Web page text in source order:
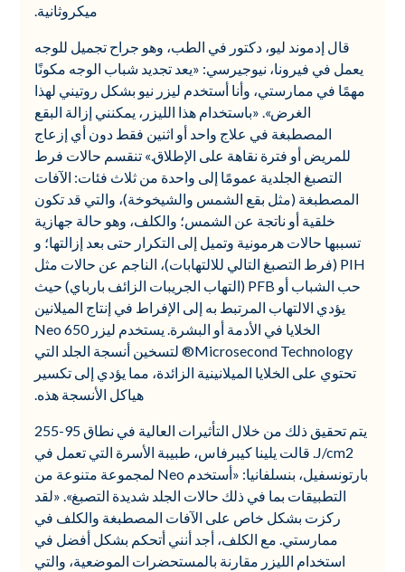
ميكروثانية.
قال إدموند ليو، دكتور في الطب، وهو جراح تجميل للوجه
يعمل في فيرونا، نيوجيرسي: «يعد تجديد شباب الوجه مكونًا
مهمًا في ممارستي، وأنا أستخدم ليزر نيو بشكل روتيني لهذا
الغرض». «باستخدام هذا الليزر، يمكنني إزالة البقع
المصطبغة في علاج واحد أو اثنين فقط دون أي إزعاج
للمريض أو فترة نقاهة على الإطلاق.» تنقسم حالات فرط
التصبغ الجلدية عمومًا إلى واحدة من ثلاث فئات: الآفات
المصطبغة (مثل بقع الشمس والشيخوخة)، والتي قد تكون
خلقية أو ناتجة عن الشمس؛ والكلف، وهو حالة جهازية
تسببها حالات هرمونية وتميل إلى التكرار حتى بعد إزالتها؛ و
PIH (فرط التصبغ التالي للالتهابات)، الناجم عن حالات مثل
حب الشباب أو PFB (التهاب الجريبات الزائف بارباي) حيث
يؤدي الالتهاب المرتبط به إلى الإفراط في إنتاج الميلانين
الخلايا في الأدمة أو البشرة. يستخدم ليزر Neo 650
Microsecond Technology® لتسخين أنسجة الجلد التي
تحتوي على الخلايا الميلانينية الزائدة، مما يؤدي إلى تكسير
هياكل الأنسجة هذه.
يتم تحقيق ذلك من خلال التأثيرات العالية في نطاق 95-255
J/cm2. قالت يلينا كيبرفاس، طبيبة الأسرة التي تعمل في
بارتونسفيل، بنسلفانيا: «أستخدم Neo لمجموعة متنوعة من
التطبيقات بما في ذلك حالات الجلد شديدة التصبغ». «لقد
ركزت بشكل خاص على الآفات المصطبغة والكلف في
ممارستي. مع الكلف، أجد أنني أتحكم بشكل أفضل في
استخدام الليزر مقارنة بالمستحضرات الموضعية، والتي